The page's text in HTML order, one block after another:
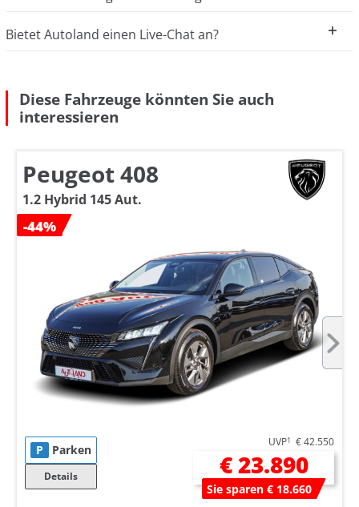
Bietet Autoland einen Live-Chat an?
Diese Fahrzeuge könnten Sie auch
interessieren
Peugeot 408
1.2 Hybrid 145 Aut.
-44%
P Parken
Details
UVP1 € 42.550
€ 23.890
Sie sparen € 18.660